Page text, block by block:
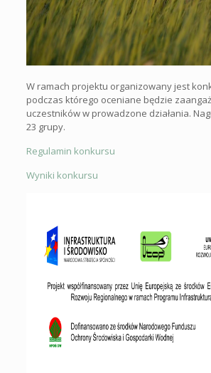
W ramach projektu organizowany jest
podczas którego oceniane będzie
uczestników w prowadzone działania.
23 grupy.
Regulamin konkursu
Wyniki konkursu